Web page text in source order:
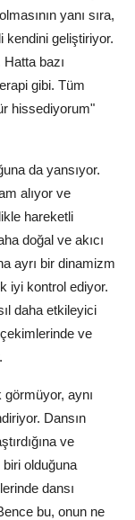
yanı sıra,
kendini geliştiriyor.
bazı
gibi. Tüm
hissediyorum"
da yansıyor.
alıyor ve
hareketli
doğal ve akıcı
ayrı bir dinamizm
iyi kontrol ediyor.
daha etkileyici
ve
aynı
Dansın
ve
biri olduğuna
dansı
bu, onun ne